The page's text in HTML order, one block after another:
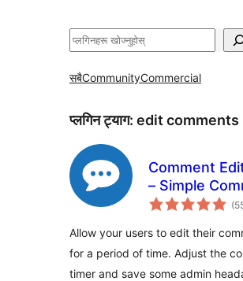
खोज्नुहोस्
सबैCommunityCommercial
प्लगिन ट्याग: edit comments
Comment
– Simple
Editing
Allow your users to edit their
for a period of time. Adjust the
timer and save some admin